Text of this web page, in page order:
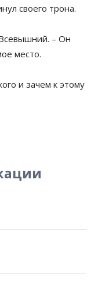
своего трона.
– Он
место.
и зачем к этому